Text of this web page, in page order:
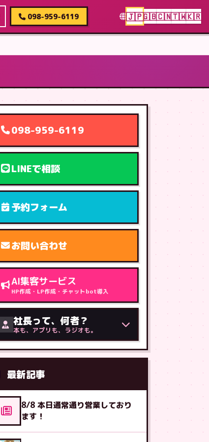
098-959-6119 🇯🇵🇬🇧🇨🇳🇹🇼🇰🇷
098-959-6119
LINEで相談
予約フォーム
お問い合わせ
AI集客サービス
HP作成・LP作成・チャットbot導入
社長って、何者？
本も、アプリも、ラジオも。
最新記事
8/8 本日通常通り営業しており
ます！